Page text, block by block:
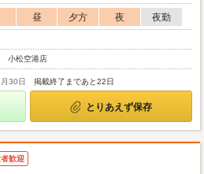
昼 夕方 夜
夜勤
小松空港店
30日 掲載終了まであと22日
とりあえず保存
歓迎